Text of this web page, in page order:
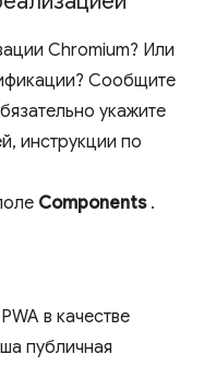
Chromium? Или
Сообщите
укажите
инструкции по
Components.
в качестве
публичная